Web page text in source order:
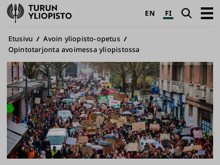
Turun
yliopisto
EN FI Haku
Avaa
Murupolku
Etusivu
Avoin yliopisto-opetus
Opintotarjonta avoimessa yliopistossa